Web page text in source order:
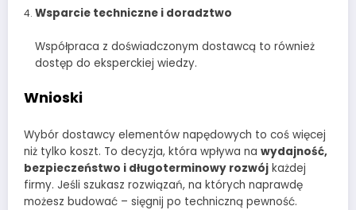
Wsparcie techniczne i doradztwo
Współpraca z doświadczonym dostawcą to również
dostęp do eksperckiej wiedzy.
Wnioski
Wybór dostawcy elementów napędowych to coś więcej
niż tylko koszt. To decyzja, która wpływa na wydajność,
bezpieczeństwo i długoterminowy rozwój każdej
firmy. Jeśli szukasz rozwiązań, na których naprawdę
możesz budować – sięgnij po techniczną pewność.